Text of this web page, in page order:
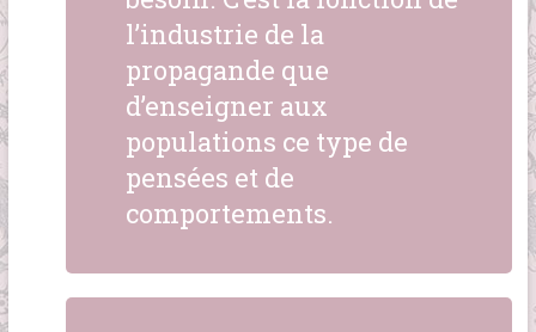
l’industrie de la
propagande que
d’enseigner aux
populations ce type de
pensées et de
comportements.